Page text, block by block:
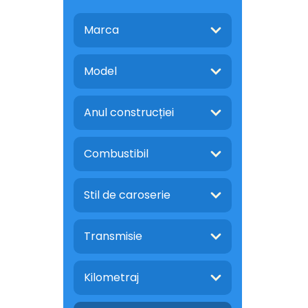
Marca
Model
Anul construcției
Combustibil
Stil de caroserie
Transmisie
Kilometraj